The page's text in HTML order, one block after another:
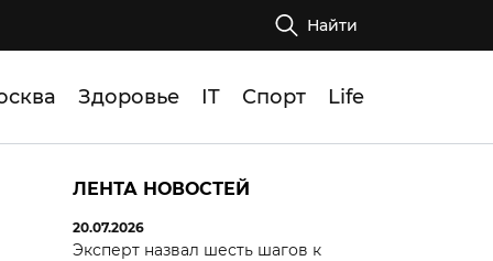
Найти
Здоровье IT Спорт Life
ЛЕНТА НОВОСТЕЙ
20.07.2026
Эксперт назвал шесть шагов к